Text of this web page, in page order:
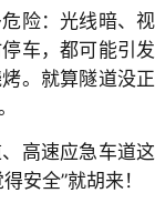
险：光线暗、视
车，都可能引发
。就算隧道没正
高速应急车道这
安全”就胡来！